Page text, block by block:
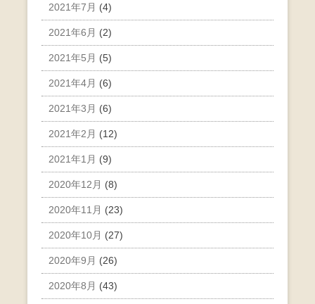
2021年7月 (4)
2021年6月 (2)
2021年5月 (5)
2021年4月 (6)
2021年3月 (6)
2021年2月 (12)
2021年1月 (9)
2020年12月 (8)
2020年11月 (23)
2020年10月 (27)
2020年9月 (26)
2020年8月 (43)